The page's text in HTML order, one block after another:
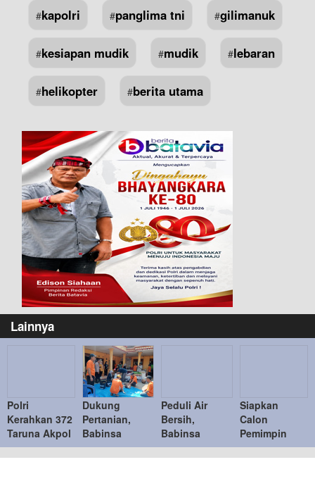
#kapolri #panglima tni #gilimanuk
#kesiapan mudik #mudik #lebaran
#helikopter #berita utama
Lainnya
Polri
Kerahkan 372
Taruna Akpol
Dampingi
Siswa di 73
Dukung
Pertanian,
Babinsa
Koramil Paron
Pendampingan
Peduli Air
Bersih,
Babinsa
Posramil Pitu
Kawal
Siapkan
Calon
Pemimpin
Masa Depan,
Kodim